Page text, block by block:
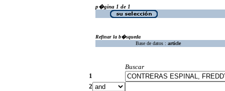
p�gina 1 de 1
Refinar la b�squeda
Base de datos : article
Buscar
1
2